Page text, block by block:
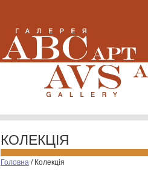
КОЛЕКЦІЯ
Головна / Колекція